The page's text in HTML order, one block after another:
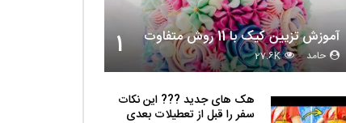
1 آموزش تزیین کیک با 11 روش متفاوت
حامد 27.6K
هک های جدید ??️? این نکات
سفر را قبل از تعطیلات بعدی